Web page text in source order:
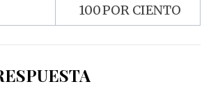
100 POR CIENTO